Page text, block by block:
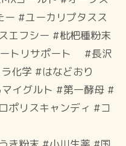
#ユーカリプタスス
エフシー #枇杷種粉末
ートリサポート #長沢
化学 #はなどおり
イグルト #第一酵母 #
ポリスキャンディ #コ